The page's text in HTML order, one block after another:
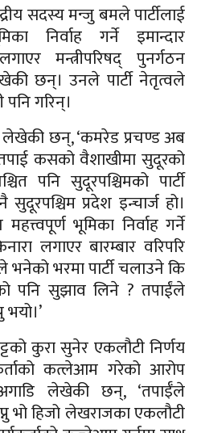
सदस्य मन्जु बमले पार्टीलाई
निर्वाह गर्ने इमान्दार
मन्त्रीपरिषद् पुनर्गठन
छन्। उनले पार्टी नेतृत्वले
गरिन्।
छन्, ‘कमरेड प्रचण्ड अब
कसको वैशाखीमा सुदूरको
पनि सुदूरपश्चिमको पार्टी
सुदूरपश्चिम प्रदेश इन्चार्ज हो।
भूमिका निर्वाह गर्ने
लगाएर बारम्बार वरिपरि
भनेको भरमा पार्टी चलाउने कि
पनि सुझाव लिने ? तपाईंले
कुरा सुनेर एकलौटी निर्णय
कत्लेआम गरेको आरोप
लेखेकी छन्, ‘तपाईँले
भो हिजो लेखराजका एकलौटी